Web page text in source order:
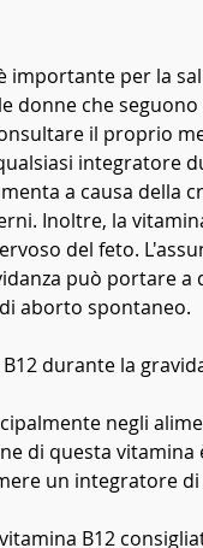
importante per la
donne che
il proprio
integratore
a causa della
Inoltre, la
del feto.
può portare a
aborto spontaneo.
durante la
negli
di questa
un integratore di
B12